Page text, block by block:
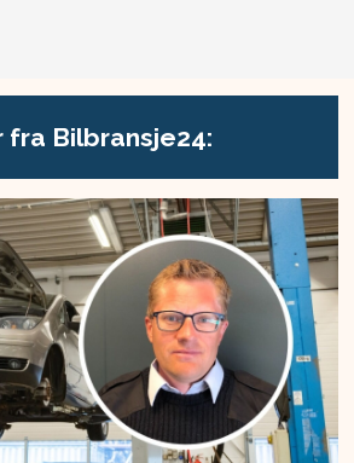
fra Bilbransje24: